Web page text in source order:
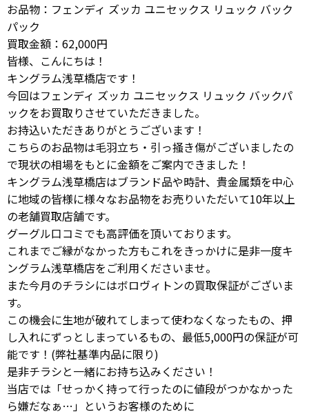
お品物：フェンディ ズッカ ユニセックス リュック バック
パック
買取金額：62,000円
皆様、こんにちは！
キングラム浅草橋店です！
今回はフェンディ ズッカ ユニセックス リュック バックパ
ックをお買取りさせていただきました。
お持込いただきありがとうございます！
こちらのお品物は毛羽立ち・引っ掻き傷がございましたの
で現状の相場をもとに金額をご案内できました！
キングラム浅草橋店はブランド品や時計、貴金属類を中心
に地域の皆様に様々なお品物をお売りいただいて10年以上
の老舗買取店舗です。
グーグル口コミでも高評価を頂いております。
これまでご縁がなかった方もこれをきっかけに是非一度キ
ングラム浅草橋店をご利用くださいませ。
また今月のチラシにはボロヴィトンの買取保証がございま
す。
この機会に生地が破れてしまって使わなくなったもの、押
し入れにずっとしまっているもの、最低5,000円の保証が可
能です！(弊社基準内品に限り)
是非チラシと一緒にお持ち込みください！
当店では「せっかく持って行ったのに値段がつかなかった
ら嫌だなぁ…」というお客様のために